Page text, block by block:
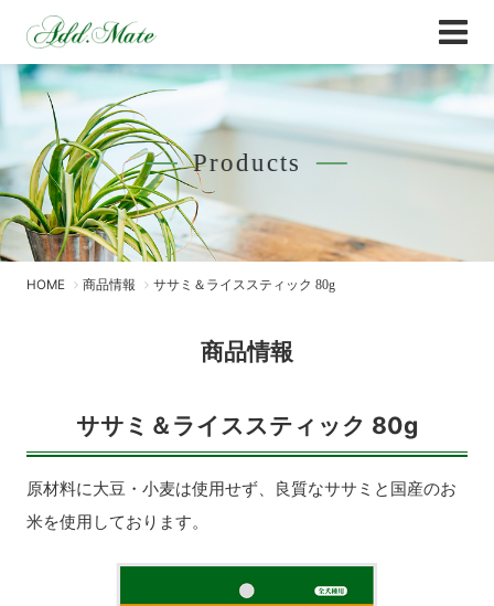
商品情報 - Add.Mate -アド・メイト オフィシ
Products
HOME 商品情報 ササミ＆ライススティック 80g
商品情報
ササミ＆ライススティック 80g
原材料に大豆・小麦は使用せず、良質なササミと国産のお
米を使用しております。